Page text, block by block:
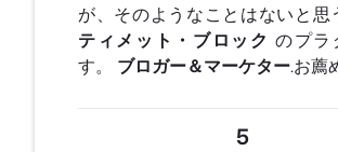
が、そのようなことはないと思
ティメット・ブロック のプラ
す。 ブロガー＆マーケター.お薦
5